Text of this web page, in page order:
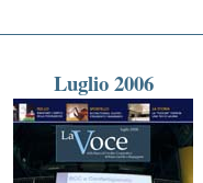
Luglio 2006